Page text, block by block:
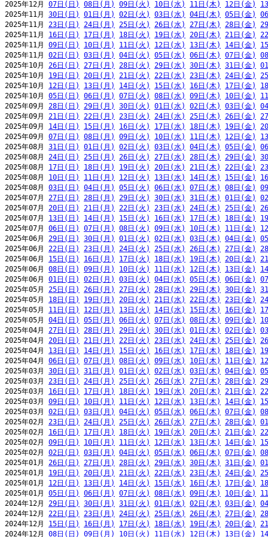
2025年12月 07日(日) 08日(月) 09日(火) 10日(水) 11日(木) 12日(金)
2025年11月 30日(日) 01日(月) 02日(火) 03日(水) 04日(木) 05日(金)
2025年11月 23日(日) 24日(月) 25日(火) 26日(水) 27日(木) 28日(金)
2025年11月 16日(日) 17日(月) 18日(火) 19日(水) 20日(木) 21日(金)
2025年11月 09日(日) 10日(月) 11日(火) 12日(水) 13日(木) 14日(金)
2025年11月 02日(日) 03日(月) 04日(火) 05日(水) 06日(木) 07日(金)
2025年10月 26日(日) 27日(月) 28日(火) 29日(水) 30日(木) 31日(金)
2025年10月 19日(日) 20日(月) 21日(火) 22日(水) 23日(木) 24日(金)
2025年10月 12日(日) 13日(月) 14日(火) 15日(水) 16日(木) 17日(金)
2025年10月 05日(日) 06日(月) 07日(火) 08日(水) 09日(木) 10日(金)
2025年09月 28日(日) 29日(月) 30日(火) 01日(水) 02日(木) 03日(金)
2025年09月 21日(日) 22日(月) 23日(火) 24日(水) 25日(木) 26日(金)
2025年09月 14日(日) 15日(月) 16日(火) 17日(水) 18日(木) 19日(金)
2025年09月 07日(日) 08日(月) 09日(火) 10日(水) 11日(木) 12日(金)
2025年08月 31日(日) 01日(月) 02日(火) 03日(水) 04日(木) 05日(金)
2025年08月 24日(日) 25日(月) 26日(火) 27日(水) 28日(木) 29日(金)
2025年08月 17日(日) 18日(月) 19日(火) 20日(水) 21日(木) 22日(金)
2025年08月 10日(日) 11日(月) 12日(火) 13日(水) 14日(木) 15日(金)
2025年08月 03日(日) 04日(月) 05日(火) 06日(水) 07日(木) 08日(金)
2025年07月 27日(日) 28日(月) 29日(火) 30日(水) 31日(木) 01日(金)
2025年07月 20日(日) 21日(月) 22日(火) 23日(水) 24日(木) 25日(金)
2025年07月 13日(日) 14日(月) 15日(火) 16日(水) 17日(木) 18日(金)
2025年07月 06日(日) 07日(月) 08日(火) 09日(水) 10日(木) 11日(金)
2025年06月 29日(日) 30日(月) 01日(火) 02日(水) 03日(木) 04日(金)
2025年06月 22日(日) 23日(月) 24日(火) 25日(水) 26日(木) 27日(金)
2025年06月 15日(日) 16日(月) 17日(火) 18日(水) 19日(木) 20日(金)
2025年06月 08日(日) 09日(月) 10日(火) 11日(水) 12日(木) 13日(金)
2025年06月 01日(日) 02日(月) 03日(火) 04日(水) 05日(木) 06日(金)
2025年05月 25日(日) 26日(月) 27日(火) 28日(水) 29日(木) 30日(金)
2025年05月 18日(日) 19日(月) 20日(火) 21日(水) 22日(木) 23日(金)
2025年05月 11日(日) 12日(月) 13日(火) 14日(水) 15日(木) 16日(金)
2025年05月 04日(日) 05日(月) 06日(火) 07日(水) 08日(木) 09日(金)
2025年04月 27日(日) 28日(月) 29日(火) 30日(水) 01日(木) 02日(金)
2025年04月 20日(日) 21日(月) 22日(火) 23日(水) 24日(木) 25日(金)
2025年04月 13日(日) 14日(月) 15日(火) 16日(水) 17日(木) 18日(金)
2025年04月 06日(日) 07日(月) 08日(火) 09日(水) 10日(木) 11日(金)
2025年03月 30日(日) 31日(月) 01日(火) 02日(水) 03日(木) 04日(金)
2025年03月 23日(日) 24日(月) 25日(火) 26日(水) 27日(木) 28日(金)
2025年03月 16日(日) 17日(月) 18日(火) 19日(水) 20日(木) 21日(金)
2025年03月 09日(日) 10日(月) 11日(火) 12日(水) 13日(木) 14日(金)
2025年03月 02日(日) 03日(月) 04日(火) 05日(水) 06日(木) 07日(金)
2025年02月 23日(日) 24日(月) 25日(火) 26日(水) 27日(木) 28日(金)
2025年02月 16日(日) 17日(月) 18日(火) 19日(水) 20日(木) 21日(金)
2025年02月 09日(日) 10日(月) 11日(火) 12日(水) 13日(木) 14日(金)
2025年02月 02日(日) 03日(月) 04日(火) 05日(水) 06日(木) 07日(金)
2025年01月 26日(日) 27日(月) 28日(火) 29日(水) 30日(木) 31日(金)
2025年01月 19日(日) 20日(月) 21日(火) 22日(水) 23日(木) 24日(金)
2025年01月 12日(日) 13日(月) 14日(火) 15日(水) 16日(木) 17日(金)
2025年01月 05日(日) 06日(月) 07日(火) 08日(水) 09日(木) 10日(金)
2024年12月 29日(日) 30日(月) 31日(火) 01日(水) 02日(木) 03日(金)
2024年12月 22日(日) 23日(月) 24日(火) 25日(水) 26日(木) 27日(金)
2024年12月 15日(日) 16日(月) 17日(火) 18日(水) 19日(木) 20日(金)
2024年12月 08日(日) 09日(月) 10日(火) 11日(水) 12日(木) 13日(金)